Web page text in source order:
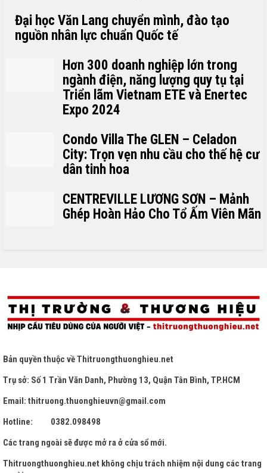
Đại học Văn Lang chuyển mình, đào tạo
nguồn nhân lực chuẩn Quốc tế
Hơn 300 doanh nghiệp lớn trong
ngành điện, năng lượng quy tụ tại
Triển lãm Vietnam ETE và Enertec
Expo 2024
Condo Villa The GLEN – Celadon
City: Trọn vẹn nhu cầu cho thế hệ cư
dân tinh hoa
CENTREVILLE LƯƠNG SƠN – Mảnh
Ghép Hoàn Hảo Cho Tổ Ấm Viên Mãn
Bản quyền thuộc vềThitruongthuonghieu.net
Trụ sở: Số 1 Trần Văn Danh, Phường 13, Quận Tân Bình, TP.HCM
Email: thitruong.thuonghieuvn@gmail.com
Hotline: 0382.098498
Các trang ngoài sẽ được mở ra ở cửa sổ mới.
Thitruongthuonghieu.net không chịu trách nhiệm nội dung các trang